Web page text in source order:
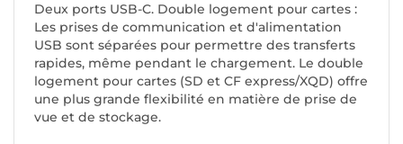
Deux ports USB-C. Double logement pour cartes :
Les prises de communication et d'alimentation
USB sont séparées pour permettre des transferts
rapides, même pendant le chargement. Le double
logement pour cartes (SD et CF express/XQD) offre
une plus grande flexibilité en matière de prise de
vue et de stockage.